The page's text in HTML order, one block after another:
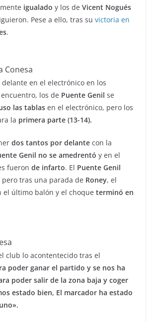
igualado y los de Vicent Nogués
Pese a ello, tras su victoria en
.
Conesa
en el electrónico en los
los de Puente Genil se
las tablas en el electrónico, pero los
la primera parte (13-14).
dos tantos por delante con la
Genil no se amedrentó y en el
fueron de infarto. El Puente Genil
tras una parada de Roney, el
el último balón y el choque terminó en
club lo acontentecido tras el
poder ganar el partido y se nos ha
poder salir de la zona baja y coger
estado bien, El marcador ha estado